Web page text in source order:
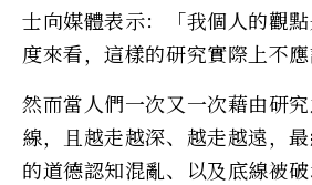
士向媒體表示：「我個人的觀
度來看，這樣的研究實際上不應
然而當人們一次又一次藉由研
線，且越走越深、越走越遠，
的道德認知混亂、以及底線被